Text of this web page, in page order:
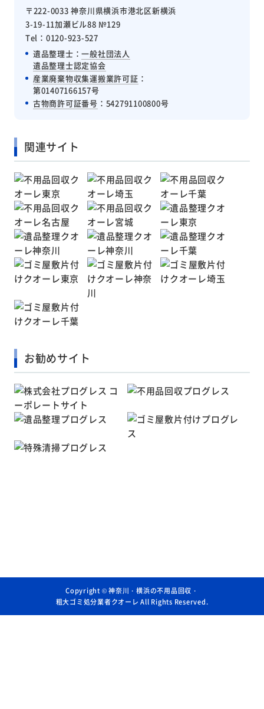
〒222-0033 神奈川県横浜市港北区新横浜
3-19-11加瀬ビル88 №129
Tel：0120-923-527
遺品整理士：一般社団法人
遺品整理士認定協会
産業廃棄物収集運搬業許可証 ：
第01407166157号
古物商許可証番号 ：542791100800号
関連サイト
お勧めサイト